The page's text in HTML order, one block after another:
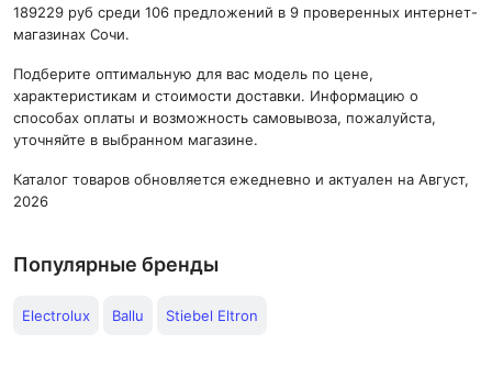
189229 руб среди 106 предложений в 9 проверенных интернет-
магазинах Сочи.
Подберите оптимальную для вас модель по цене,
характеристикам и стоимости доставки. Информацию о
способах оплаты и возможность самовывоза, пожалуйста,
уточняйте в выбранном магазине.
Каталог товаров обновляется ежедневно и актуален на Август,
2026
Популярные бренды
Electrolux Ballu Stiebel Eltron